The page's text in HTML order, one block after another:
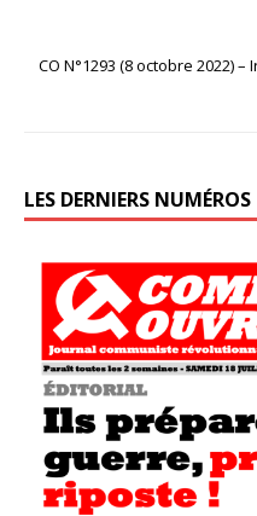
CO N°1293 (8 octobre 2022)
LES DERNIERS NUMÉROS